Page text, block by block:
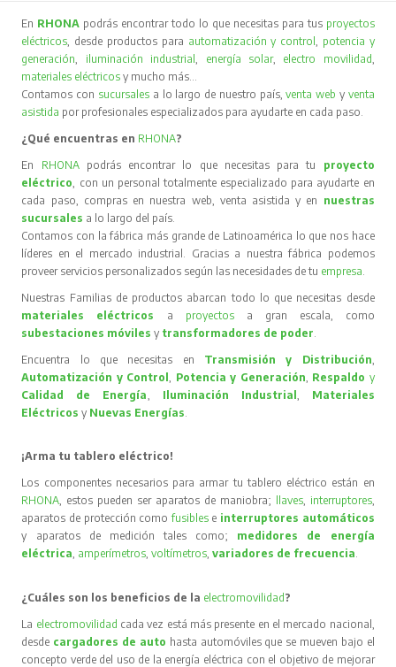
En RHONA podrás encontrar todo lo que necesitas para tus proyectos
eléctricos , desde productos para automatización y control
potencia y
generación
iluminación industrial energía solar, electro movilidad
materiales eléctricos y mucho más…
Contamos con sucursales a lo largo de nuestro país,venta web y venta
asistida por profesionales especializados para ayudarte en cada paso.
¿Qué encuentras en RHONA?
En RHONA podrás encontrar lo que necesitas para tu proyecto
eléctrico , con un personal totalmente especializado para ayudarte en
cada paso, compras en nuestra web, venta asistida y en nuestras
sucursales a lo largo del país.
Contamos con la fábrica más grande de Latinoamérica lo que nos hace
líderes en el mercado industrial. Gracias a nuestra fábrica podemos
proveer servicios personalizados según las necesidades de tu empresa
Nuestras Familias de productos abarcan todo lo que necesitas desde
materiales eléctricos
a proyectos
a gran escala, como
subestaciones móvilesy transformadores de poder
Encuentra lo que necesitas en Transmisión y Distribución
Automatización y Control
Potencia y Generación Respaldo y
Calidad de Energía
Iluminación Industrial
Materiales
Eléctricos y Nuevas Energías
¡Arma tu tablero eléctrico!
Los componentes necesarios para armar tu tablero eléctrico están en
RHONA , estos pueden ser aparatos de maniobra; llaves, interruptores,
aparatos de protección comofusibles e interruptores automáticos
y aparatos de medición tales como; medidores de energía
eléctrica amperímetros ,voltímetros ,variadores de frecuencia
¿Cuáles son los beneficios de la electromovilidad?
La electromovilidad cada vez está más presente en el mercado nacional,
desde cargadores de auto hasta automóviles que se mueven bajo el
concepto verde del uso de la energía eléctrica con el objetivo de mejorar